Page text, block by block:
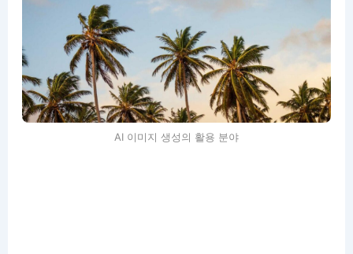
AI 이미지 생성의 활용 분야